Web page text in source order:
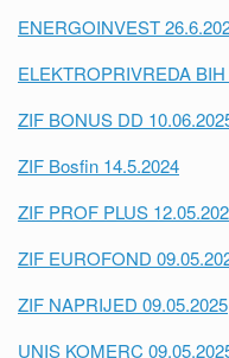
ENERGOINVEST
ELEKTROPRIVREDA
ZIF BONUS DD
ZIF Bosfin 14.5.2024
ZIF PROF PLUS
ZIF EUROFOND
ZIF NAPRIJED 09.05.2025
UNIS KOMERC